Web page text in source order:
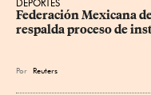
DEPORTES
Federación Mexicana
respalda proceso de
Por Reuters